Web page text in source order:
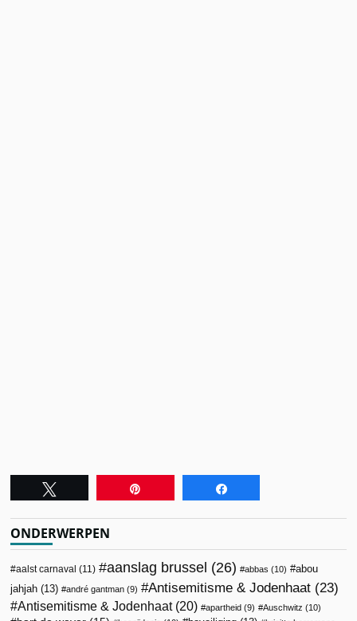
ONDERWERPEN
aalst carnaval (11) aanslag brussel (26) abbas (10)
abou
jahjah (13) andré gantman (9) Antisemitisme & Jodenhaat (23)
Antisemitisme & Jodenhaat(20) apartheid (9) Auschwitz (10)